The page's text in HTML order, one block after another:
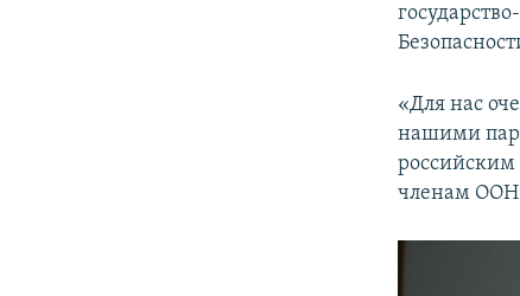
«Для нас
нашими
российским
членам